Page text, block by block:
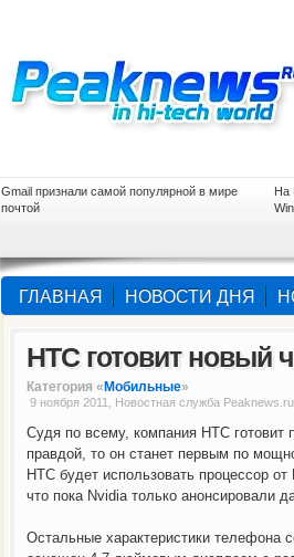
Gmail признали самой популярной в мире
почтой
На
ГЛАВНАЯ НОВОСТИ ДНЯ
HTC готовит
Категория « Мобильные»
9 ноября 2011, Новостная служба
Судя по всему, компания HTC
правдой, то он станет первым по
HTC будет использовать процессор
что пока Nvidia только анонсировали
Остальные характеристики телефона